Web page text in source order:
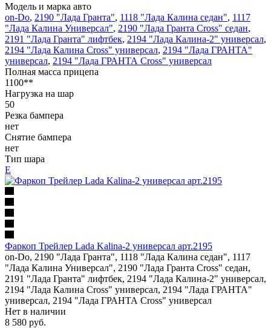
Модель и марка авто
on-Do, 2190 "Лада Гранта", 1118 "Лада Калина седан", 1117
"Лада Калина Универсал", 2190 "Лада Гранта Cross" седан,
2191 "Лада Гранта" лифтбек, 2194 "Лада Калина-2" универсал,
2194 "Лада Калина Cross" универсал, 2194 "Лада ГРАНТА"
универсал, 2194 "Лада ГРАНТА Cross" универсал
Полная масса прицепа
1100**
Нагрузка на шар
50
Резка бампера
нет
Снятие бампера
нет
Тип шара
Е
Фаркоп Трейлер Lada Kalina-2 универсал арт.2195
on-Do, 2190 "Лада Гранта", 1118 "Лада Калина седан", 1117
"Лада Калина Универсал", 2190 "Лада Гранта Cross" седан,
2191 "Лада Гранта" лифтбек, 2194 "Лада Калина-2" универсал,
2194 "Лада Калина Cross" универсал, 2194 "Лада ГРАНТА"
универсал, 2194 "Лада ГРАНТА Cross" универсал
Нет в наличии
8 580 руб.